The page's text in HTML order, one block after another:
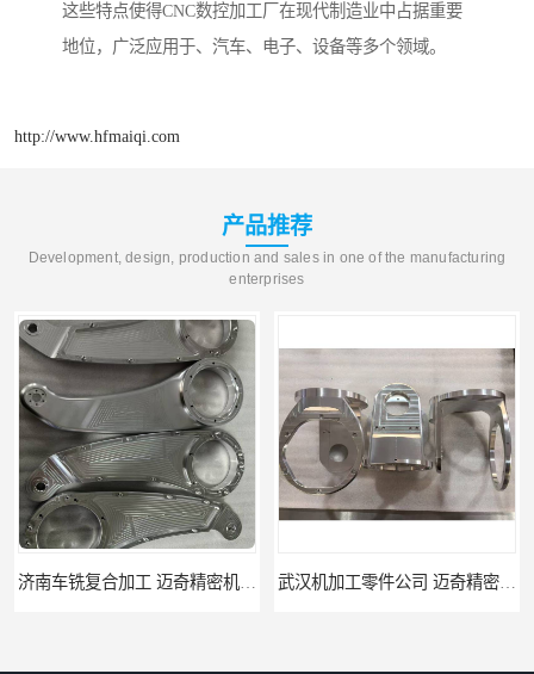
这些特点使得CNC数控加工厂在现代制造业中占据重要
地位，广泛应用于、汽车、电子、设备等多个领域。
http://www.hfmaiqi.com
产品推荐
Development, design, production and sales in one of the manufacturing
enterprises